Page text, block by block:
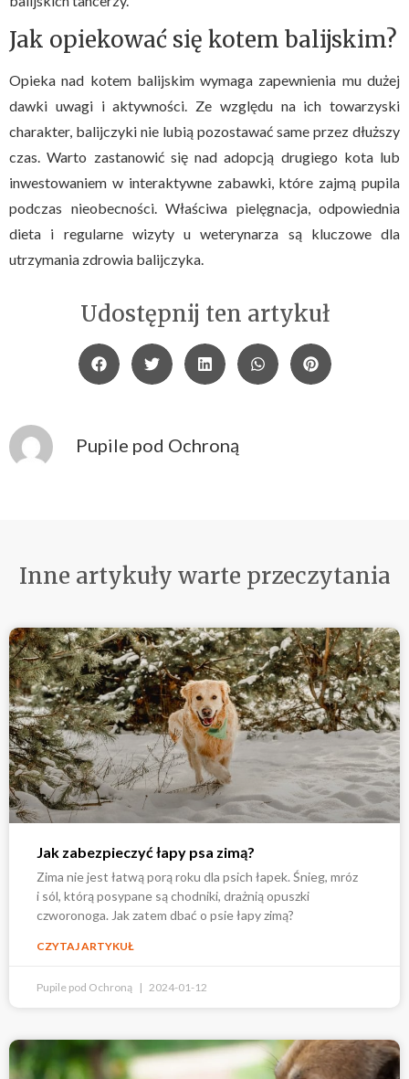
Jak opiekować się kotem balijskim?
Opieka nad kotem balijskim wymaga zapewnienia mu dużej
dawki uwagi i aktywności. Ze względu na ich towarzyski
charakter, balijczyki nie lubią pozostawać same przez dłuższy
czas. Warto zastanowić się nad adopcją drugiego kota lub
inwestowaniem w interaktywne zabawki, które zajmą pupila
podczas nieobecności. Właściwa pielęgnacja, odpowiednia
dieta i regularne wizyty u weterynarza są kluczowe dla
utrzymania zdrowia balijczyka.
Udostępnij ten artykuł
Pupile pod Ochroną
Inne artykuły warte przeczytania
Jak zabezpieczyć łapy psa zimą?
Zima nie jest łatwą porą roku dla psich łapek. Śnieg, mróz
i sól, którą posypane są chodniki, drażnią opuszki
czworonoga. Jak zatem dbać o psie łapy zimą?
CZYTAJ ARTYKUŁ
Pupile pod Ochroną 2024-01-12